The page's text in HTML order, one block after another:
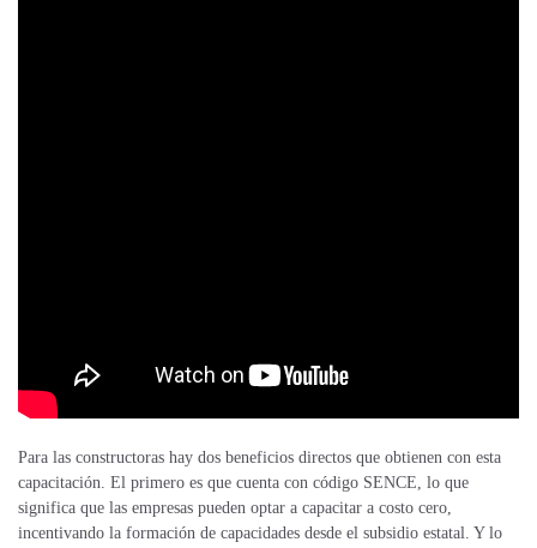
Para las constructoras hay dos beneficios directos que obtienen con esta
capacitación. El primero es que cuenta con código SENCE, lo que
significa que las empresas pueden optar a capacitar a costo cero,
incentivando la formación de capacidades desde el subsidio estatal. Y lo